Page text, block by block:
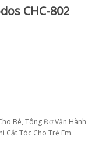
CHC-802
Bé, Tông Đơ Vận Hành
Cắt Tóc Cho Trẻ Em.